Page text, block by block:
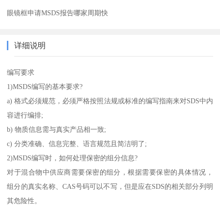
眼镜框申请MSDS报告哪家周期快
详细说明
编写要求
1)MSDS编写的基本要求?
a) 格式必须规范，必须严格按照法规或标准的编写指南来对SDS中内
容进行编排;
b) 物质信息需与真实产品相一致;
c) 分类准确、信息完整、语言规范且简洁明了;
2)MSDS编写时，如何处理保密的组分信息?
对于混合物中供应商需要保密的组分，根据需要保密的具体情况，
组分的真实名称、CAS号码可以不写，但是应在SDS的相关部分列明
其危险性。